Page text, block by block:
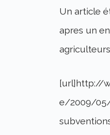
Un article
apres un
[url]http://
e/2009/